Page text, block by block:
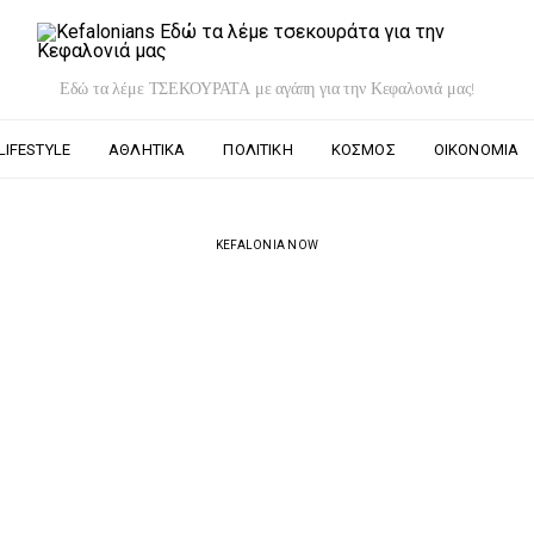
Εδώ τα λέμε ΤΣΕΚΟΥΡΑΤΑ με αγάπη για την Κεφαλονιά μας!
ΑΘΛΗΤΙΚΆ ΠΟΛΙΤΙΚΉ ΚΌΣΜΟΣ ΟΙΚΟΝΟΜΊΑ
KEFALONIA NOW